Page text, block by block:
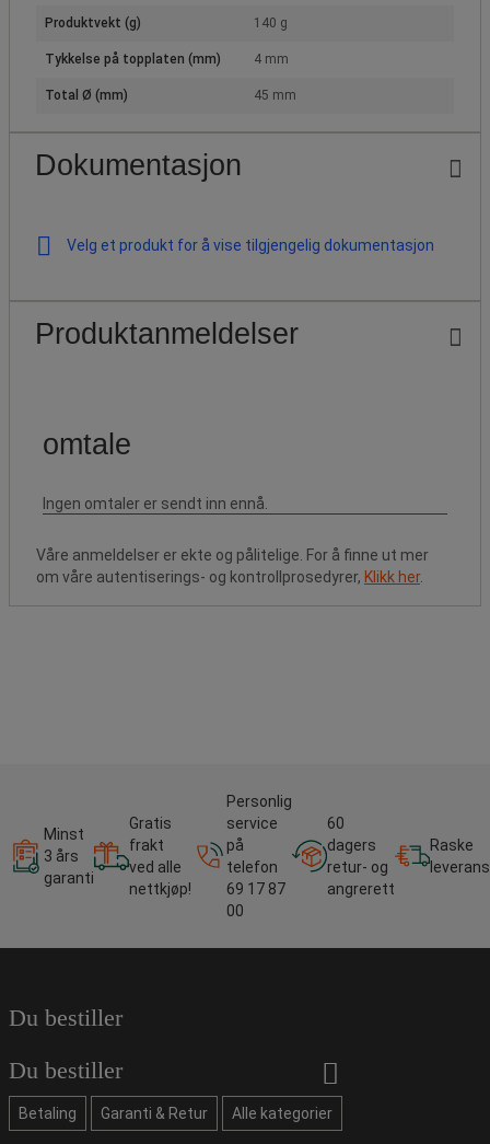
Produktvekt (g) 140 g
Tykkelse på topplaten (mm) 4 mm
Total Ø (mm) 45 mm
Dokumentasjon
Velg et produkt for å vise tilgjengelig dokumentasjon
Produktanmeldelser
Våre anmeldelser er ekte og pålitelige. For å finne ut mer
om våre autentiserings- og kontrollprosedyrer, Klikk her.
Minst
3 års
garanti
Gratis
frakt
ved alle
nettkjøp!
Personlig
service
på
telefon
69 17 87
00
60
dagers
retur- og
angrerett
Raske
Du bestiller
Du bestiller
Betaling Garanti & Retur Alle kategorier